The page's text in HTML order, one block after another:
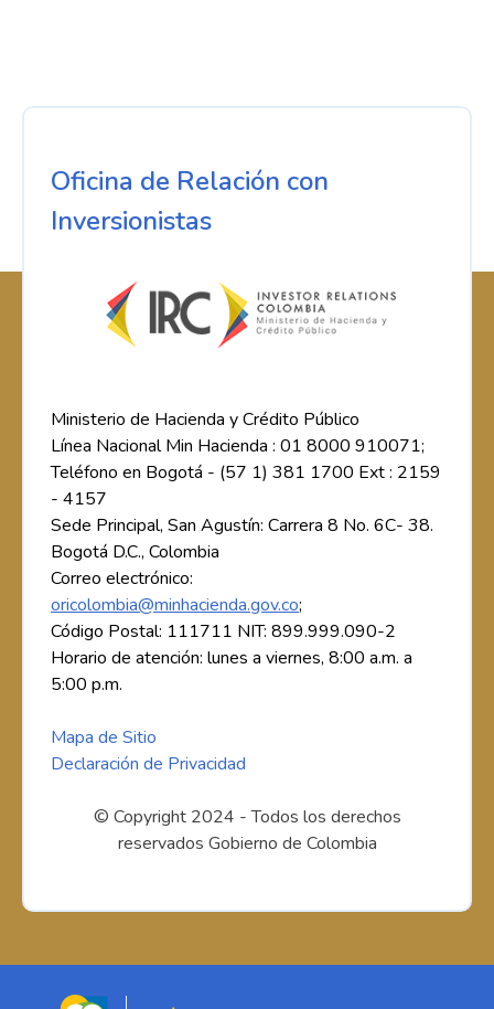
Oficina de Relación con
Inversionistas
Ministerio de Hacienda y Crédito Público
Línea Nacional Min Hacienda : 01 8000 910071;
Teléfono en Bogotá - (57 1) 381 1700 Ext : 2159
- 4157
Sede Principal, San Agustín: Carrera 8 No. 6C- 38.
Bogotá D.C., Colombia
Correo electrónico:
oricolombia@minhacienda.gov.co;
Código Postal: 111711 NIT: 899.999.090-2
Horario de atención: lunes a viernes, 8:00 a.m. a
5:00 p.m.
Mapa de Sitio
Declaración de Privacidad
© Copyright 2024 - Todos los derechos
reservados Gobierno de Colombia